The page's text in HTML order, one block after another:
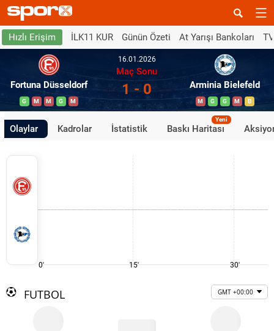
Hızlı Erişim İLK11 KUR Günün Özeti At Yarışı Bankoları
Fortuna Düsseldorf
G M M G M
16.01.2026
Maç Sonu
1 - 0 Arminia Bielefeld
M G G M B
Olaylar Kadrolar İstatistik Baskı Haritası
Yeni
0' 15' 30'
FUTBOL GMT +00:00